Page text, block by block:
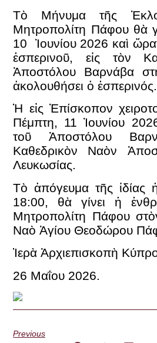
Τὸ Μήνυμα τῆς
Μητροπολίτη Πάφου θὰ
10 Ἰουνίου 2026 καὶ
ἑσπερινοῦ, εἰς τὸν
Ἀποστόλου Βαρνάβα
ἀκολουθήσει ὁ ἑσπερινός.
Ἡ εἰς Ἐπίσκοπον
Πέμπτη, 11 Ἰουνίου
τοῦ Ἀποστόλου
Καθεδρικὸν Ναὸν
Λευκωσίας.
Τὸ ἀπόγευμα τῆς ἰδίας
18:00, θὰ γίνει ἡ
Μητροπολίτη Πάφου
Ναὸ Ἁγίου Θεοδώρου
Ἱερὰ Ἀρχιεπισκοπὴ
26 Μαΐου 2026.
Previous